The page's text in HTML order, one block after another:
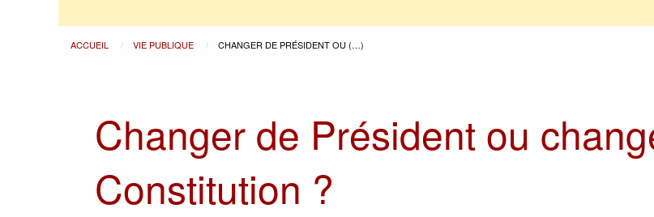
ACCUEIL VIE PUBLIQUE CHANGER DE PRÉSIDENT OU (…)
Changer de Président ou
Constitution ?